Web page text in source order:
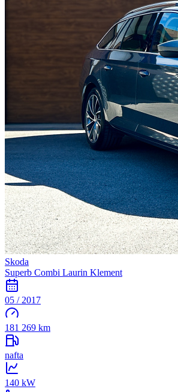
Skoda
Superb Combi Laurin Klement
05 / 2017
181 269 km
nafta
140 kW